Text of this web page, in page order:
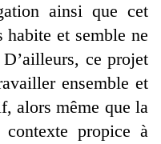
ainsi que cet
et semble ne
ce projet
ensemble et
alors même que la
propice à